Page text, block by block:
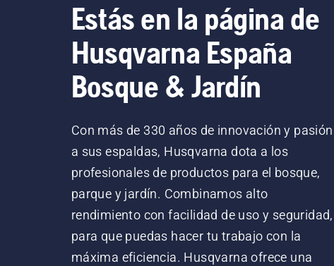
Estás en la página de
Husqvarna España
Bosque & Jardín
Con más de 330 años de innovación y pasión
a sus espaldas, Husqvarna dota a los
profesionales de productos para el bosque,
parque y jardín. Combinamos alto
rendimiento con facilidad de uso y seguridad,
para que puedas hacer tu trabajo con la
máxima eficiencia. Husqvarna ofrece una